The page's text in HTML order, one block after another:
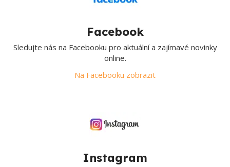
Facebook
Sledujte nás na Facebooku pro aktuální a zajímavé novinky
online.
Na Facebooku zobrazit
Instagram